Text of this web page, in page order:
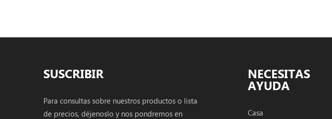
SUSCRIBIR
Para consultas sobre nuestros productos o lista
de precios, déjenoslo y nos pondremos en
NECESITAS
AYUDA
Casa